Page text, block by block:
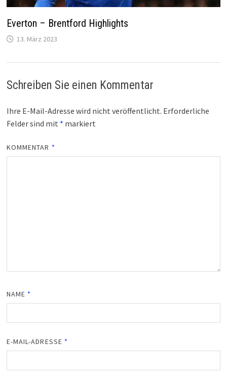
Everton – Brentford Highlights
13. März 2023
Schreiben Sie einen Kommentar
Ihre E-Mail-Adresse wird nicht veröffentlicht. Erforderliche
Felder sind mit * markiert
KOMMENTAR *
NAME *
E-MAIL-ADRESSE *